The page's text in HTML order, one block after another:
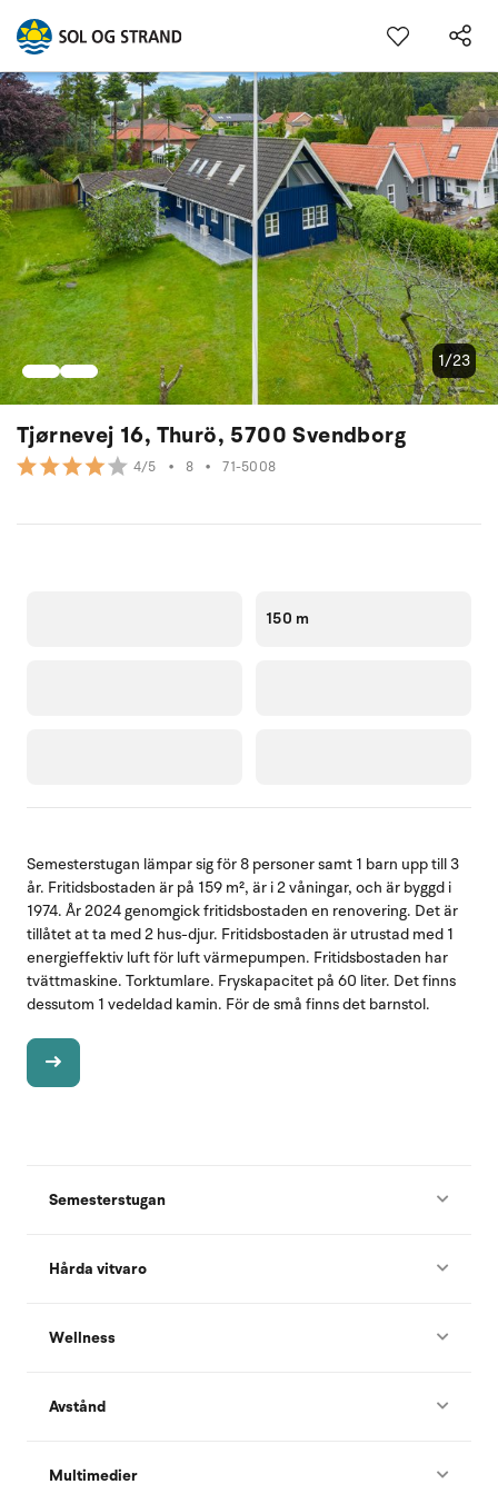
Tjørnevej 16, Thurö, 5700 Svendborg
4/5 • 8 • 71-5008
1/23
150 m
Semesterstugan lämpar sig för 8 personer samt 1 barn upp till 3
år. Fritidsbostaden är på 159 m², är i 2 våningar, och är byggd i
1974. År 2024 genomgick fritidsbostaden en renovering. Det är
tillåtet at ta med 2 hus-djur. Fritidsbostaden är utrustad med 1
energieffektiv luft för luft värmepumpen. Fritidsbostaden har
tvättmaskine. Torktumlare. Fryskapacitet på 60 liter. Det finns
dessutom 1 vedeldad kamin. För de små finns det barnstol.
Semesterstugan
Hårda vitvaro
Wellness
Avstånd
Multimedier